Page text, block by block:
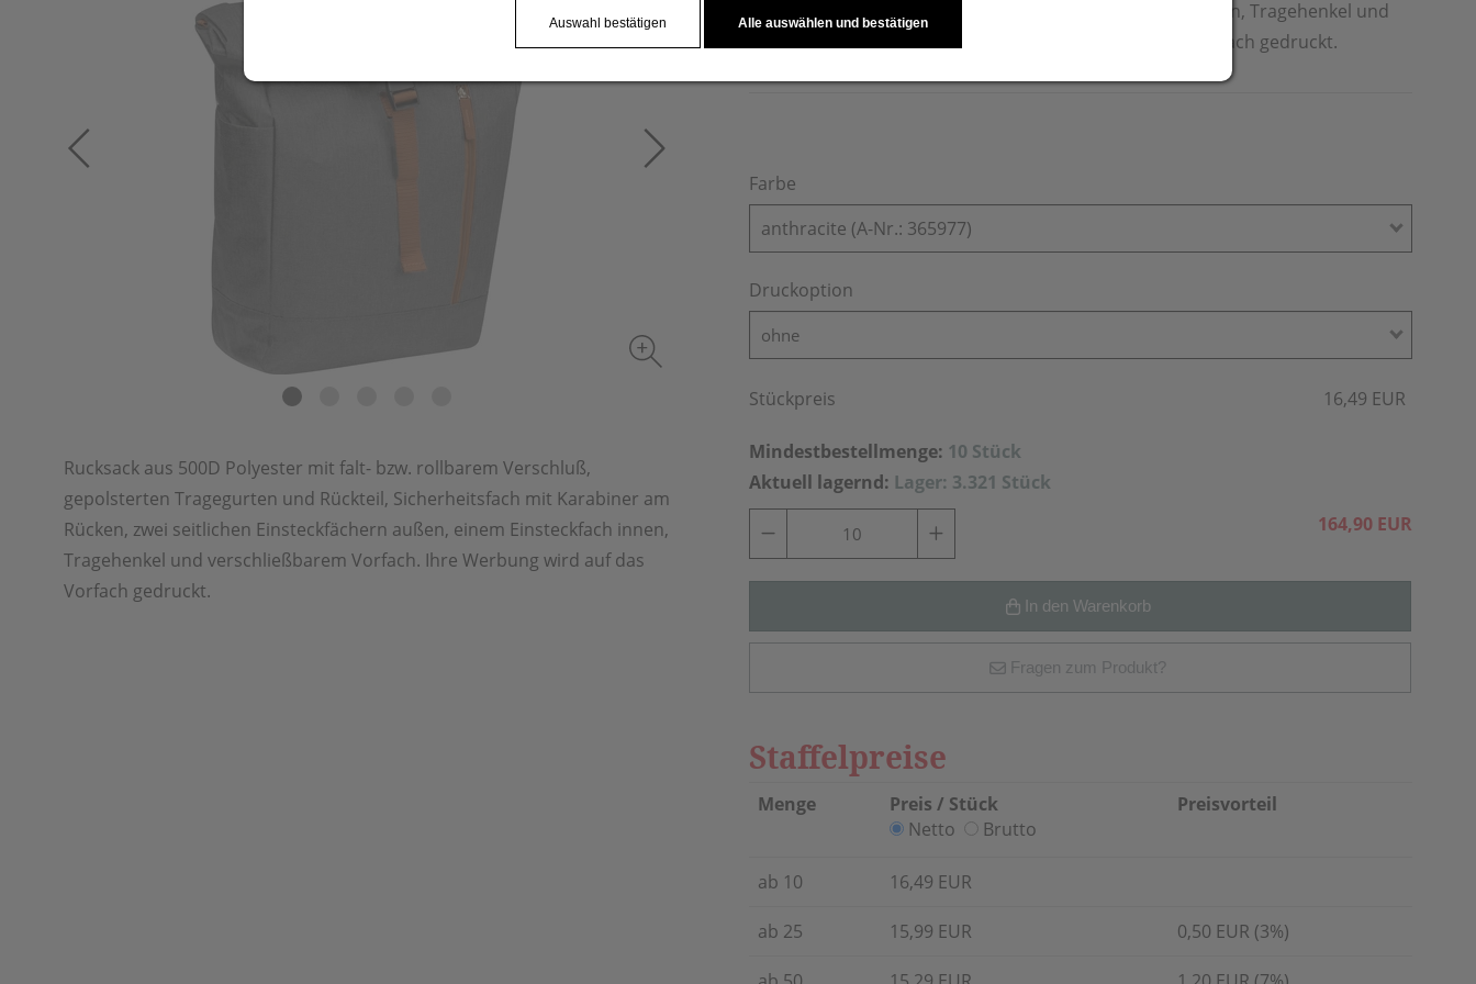
Rucksack aus 500D Polyester mit falt- bzw. rollbarem Verschluß,
gepolsterten Tragegurten und Rückteil, Sicherheitsfach mit Karabiner am
Rücken, zwei seitlichen Einsteckfächern außen, einem Einsteckfach innen,
Tragehenkel und verschließbarem Vorfach. Ihre Werbung wird auf das
Vorfach gedruckt.
seitlichen Einsteckfächern außen, einem Einsteckfach innen, Tragehenkel und
verschließbarem Vorfach. Ihre Werbung wird auf das Vorfach gedruckt.
Farbe
anthracite (A-Nr.: 365977)
Druckoption
ohne
Stückpreis 16,49 EUR
Mindestbestellmenge: 10 Stück
Aktuell lagernd: Lager: 3.321 Stück
164,90 EUR
In den Warenkorb
Fragen zum Produkt?
Staffelpreise
Menge
Preis / Stück
Netto
Brutto
Preisvorteil
ab 10 16,49 EUR
ab 25 15,99 EUR 0,50 EUR (3%)
Auswahl bestätigen Alle auswählen und bestätigen